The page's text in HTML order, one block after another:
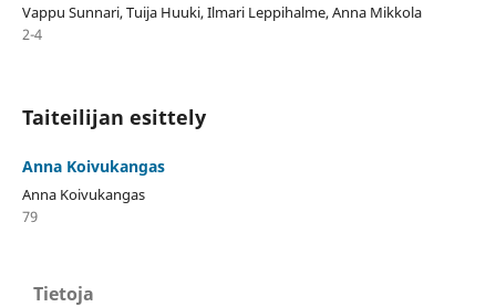
Vappu Sunnari, Tuija Huuki, Ilmari Leppihalme, Anna Mikkola
2-4
Taiteilijan esittely
Anna Koivukangas
Anna Koivukangas
79
Tietoja